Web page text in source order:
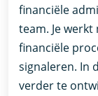
financiële
team. Je
financiële
signaleren. In
verder te